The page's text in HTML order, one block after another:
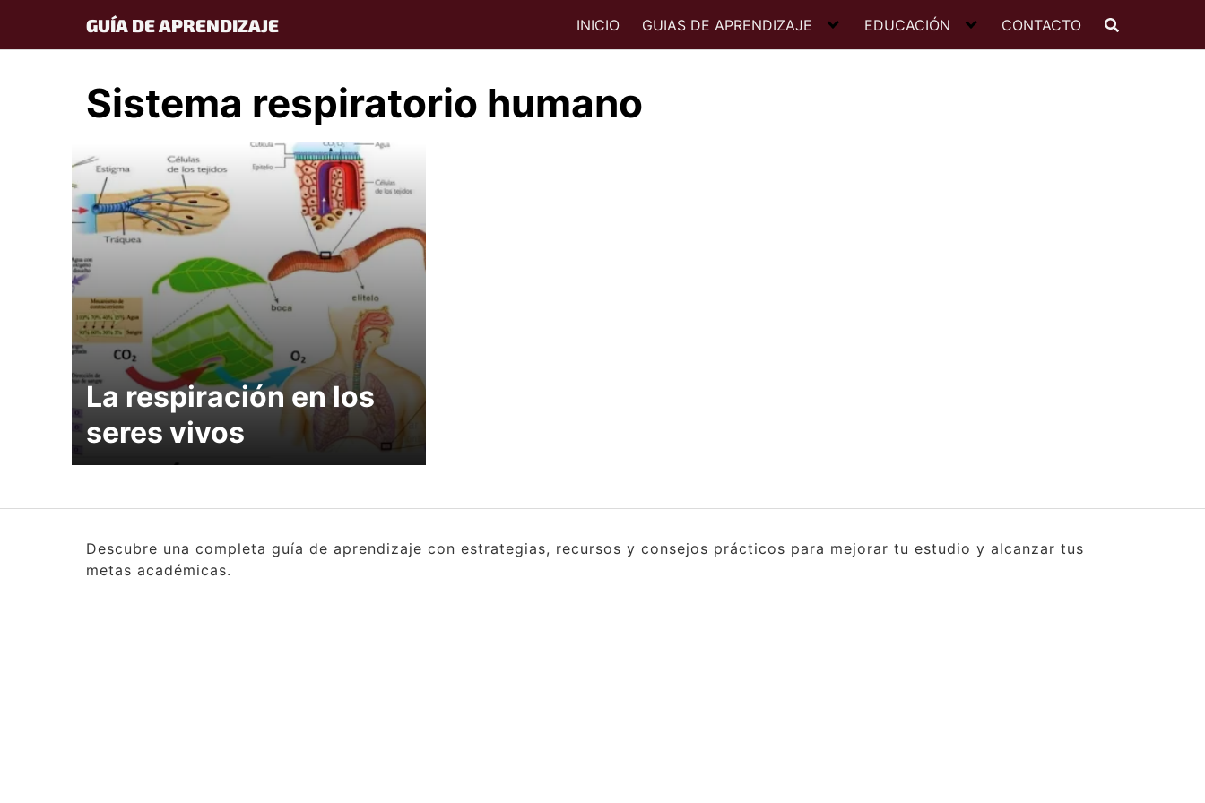
content
GUÍA DE APRENDIZAJE INICIO GUIAS DE APRENDIZAJE EDUCACIÓN CONTACTO
Sistema respiratorio humano
La respiración en los
seres vivos
Descubre una completa guía de aprendizaje con estrategias, recursos y consejos prácticos para mejorar tu estudio y alcanzar tus
metas académicas.